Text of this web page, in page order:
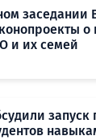
заседании
и их семей
запуск